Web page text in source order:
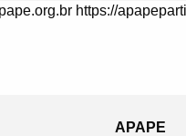
https://
APAPE